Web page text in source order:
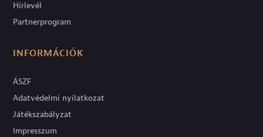
Hírlevél
Partnerprogram
INFORMÁCIÓK
ÁSZF
Adatvédelmi nyilatkozat
Játékszabályzat
Impresszum